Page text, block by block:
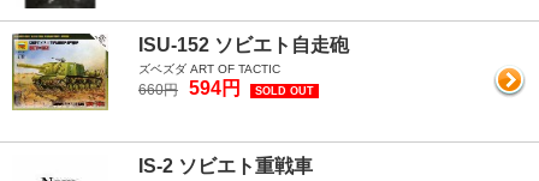
ISU-152 ソビエト自走砲
ズベズダ ART OF TACTIC
660円 594円 SOLD OUT
IS-2 ソビエト重戦車